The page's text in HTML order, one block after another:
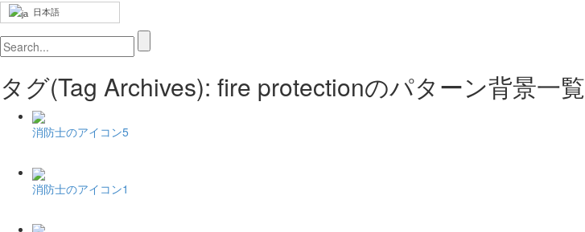
日本語
タグ(Tag Archives): fire protectionのパターン背景一覧
消防士のアイコン5
消防士のアイコン1